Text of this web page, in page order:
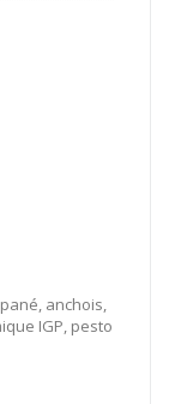
anchois,
IGP, pesto